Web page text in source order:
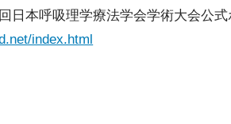
日本呼吸理学療法学会学術大会公
index.html